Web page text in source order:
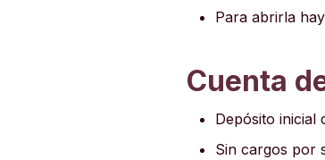
Para abrirla
Cuenta
Depósito inicial
Sin cargos por